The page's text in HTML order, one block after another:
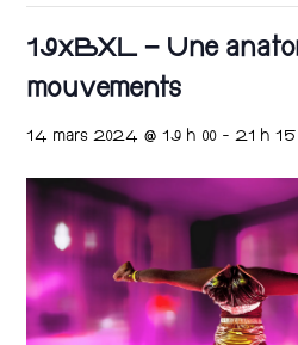
19xBXL – Une
mouvements
14 mars 2024 @ 19 h 00 -21 h 15